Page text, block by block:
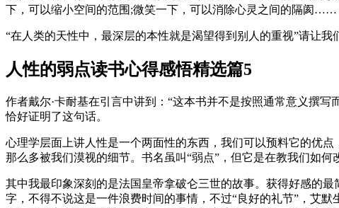
下，可以缩小空间的范围;微笑一下，可以消除心灵之间的隔阂……
“在人类的天性中，最深层的本性就是渴望得到别人的重视”请让我
人性的弱点读书心得感悟精选篇5
作者戴尔·卡耐基在引言中讲到：“这本书并不是按照通常意义撰
恰好证明了这句话。
心理学层面上讲人性是一个两面性的东西，我们可以预料它的优
那么多被我们漠视的细节。书名虽叫“弱点”，但它是在教我们如何
其中我最印象深刻的是法国皇帝拿破仑三世的故事。获得好感的
字，不得不说这是一件浪费时间的事情，不过“良好的礼节”，艾